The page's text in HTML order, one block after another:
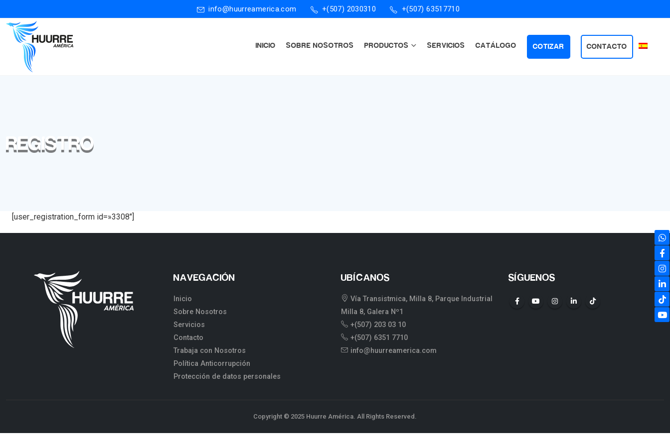
info@huurreamerica.com +(507) 2030310 +(507) 63517710
INICIO SOBRE NOSOTROS PRODUCTOS SERVICIOS CATÁLOGO COTIZAR CONTACTO
REGISTRO
[user_registration_form id=»3308″]
NAVEGACIÓN
Inicio
Sobre Nosotros
Servicios
Contacto
Trabaja con Nosotros
Política Anticorrupción
Protección de datos personales
UBÍCANOS
Vía Transistmica, Milla 8, Parque Industrial
Milla 8, Galera Nº1
+(507) 203 03 10
+(507) 6351 7710
info@huurreamerica.com
SÍGUENOS
Copyright © 2025 Huurre América. All Rights Reserved.